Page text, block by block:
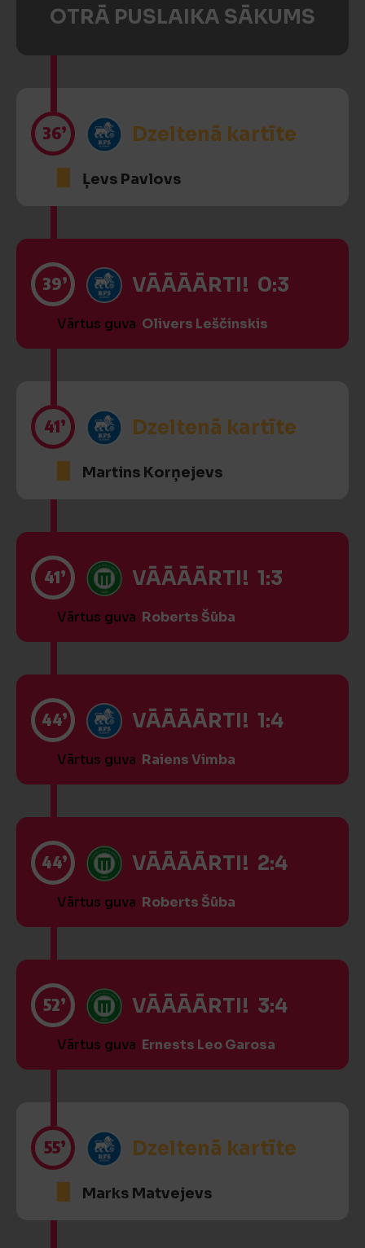
OTRĀ PUSLAIKA SĀKUMS
36’ Dzeltenā kartīte
Ļevs Pavlovs
39’ VĀĀĀĀRTI! 0:3
Vārtus guva Olivers Leščinskis
41’ Dzeltenā kartīte
Martins Korņejevs
41’ VĀĀĀĀRTI! 1:3
Vārtus guva Roberts Šūba
44’ VĀĀĀĀRTI! 1:4
Vārtus guva Raiens Vimba
44’ VĀĀĀĀRTI! 2:4
Vārtus guva Roberts Šūba
52’ VĀĀĀĀRTI! 3:4
Vārtus guva Ernests Leo Garosa
55’ Dzeltenā kartīte
Marks Matvejevs